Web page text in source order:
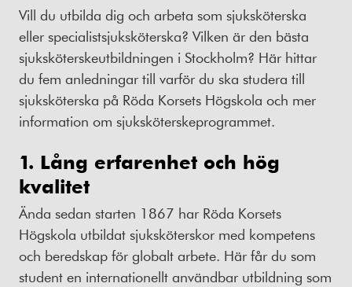
Vill du utbilda dig och arbeta som sjuksköterska
eller specialistsjuksköterska? Vilken är den bästa
sjuksköterskeutbildningen i Stockholm? Här hittar
du fem anledningar till varför du ska studera till
sjuksköterska på Röda Korsets Högskola och mer
information om sjuksköterskeprogrammet.
1. Lång erfarenhet och hög
kvalitet
Ända sedan starten 1867 har Röda Korsets
Högskola utbildat sjuksköterskor med kompetens
och beredskap för globalt arbete. Här får du som
student en internationellt användbar utbildning som